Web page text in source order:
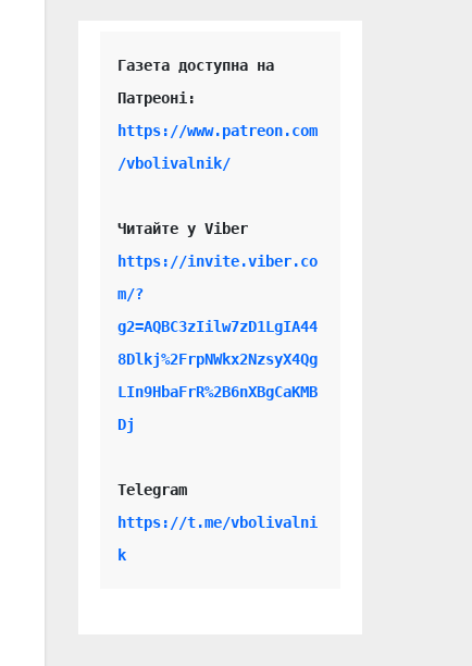
Газета доступна на
https://www.patreon.com
/vbolivalnik/
Читайте у Viber
https://invite.viber.co
m/?
g2=AQBC3zIilw7zD1LgIA44
8Dlkj%2FrpNWkx2NzsyX4Qg
LIn9HbaFrR%2B6nXBgCaKMB
Dj
Telegram
https://t.me/vbolivalni
k